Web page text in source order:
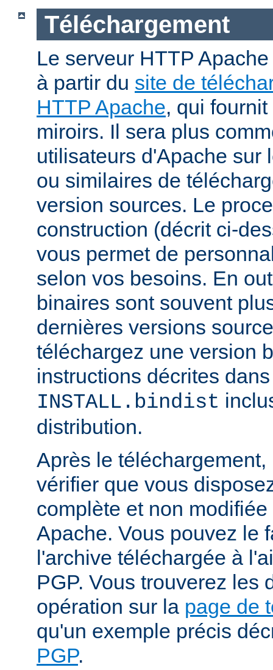
Téléchargement
Le serveur HTTP
à partir du site de
HTTP Apache, qui
miroirs. Il sera plus
utilisateurs d'Apache sur
ou similaires de
version sources. Le
construction (décrit ci-
vous permet de
selon vos besoins. En
binaires sont souvent
dernières versions
téléchargez une version
instructions décrites
INSTALL.bindist
distribution.
Après le
vérifier que vous
complète et non
Apache. Vous pouvez le
l'archive téléchargée à
PGP. Vous trouverez les
opération sur la page de
qu'un exemple précis
PGP.